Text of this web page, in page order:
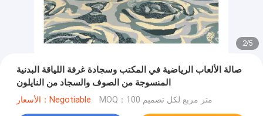
2/5
صالة الألعاب الرياضية في المكتب وسجادة غرفة اللياقة البدنية
المنسوجة من الصوف والسجاد من النايلون
الأسعار：Negotiable MOQ：100 متر مربع لكل تصميم